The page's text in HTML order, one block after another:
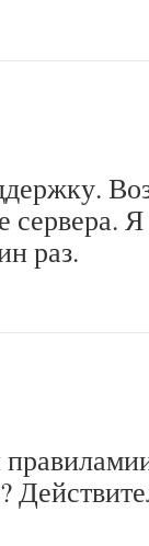
сервера.
раз.